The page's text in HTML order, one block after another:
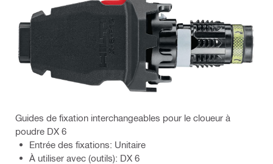
Guides de fixation interchangeables pour le cloueur à
poudre DX 6
Entrée des fixations: Unitaire
À utiliser avec (outils): DX 6